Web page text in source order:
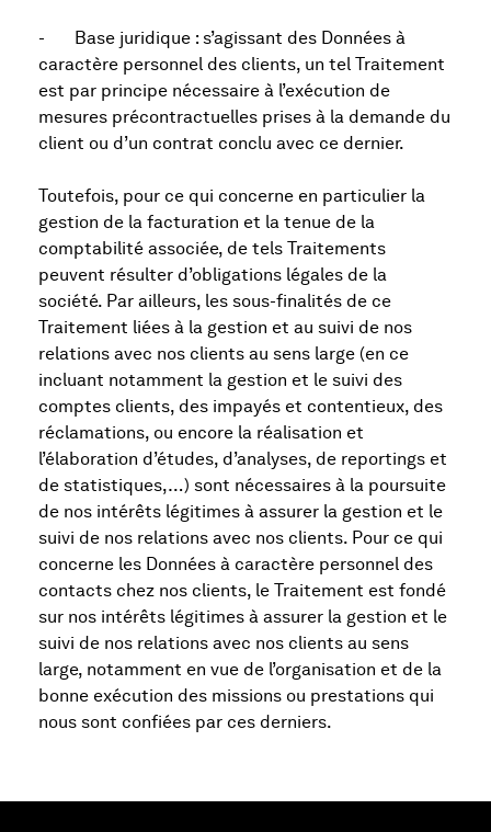
- Base juridique : s’agissant des Données à
caractère personnel des clients, un tel Traitement
est par principe nécessaire à l’exécution de
mesures précontractuelles prises à la demande du
client ou d’un contrat conclu avec ce dernier.
Toutefois, pour ce qui concerne en particulier la
gestion de la facturation et la tenue de la
comptabilité associée, de tels Traitements
peuvent résulter d’obligations légales de la
société. Par ailleurs, les sous-finalités de ce
Traitement liées à la gestion et au suivi de nos
relations avec nos clients au sens large (en ce
incluant notamment la gestion et le suivi des
comptes clients, des impayés et contentieux, des
réclamations, ou encore la réalisation et
l’élaboration d’études, d’analyses, de reportings et
de statistiques,…) sont nécessaires à la poursuite
de nos intérêts légitimes à assurer la gestion et le
suivi de nos relations avec nos clients. Pour ce qui
concerne les Données à caractère personnel des
contacts chez nos clients, le Traitement est fondé
sur nos intérêts légitimes à assurer la gestion et le
suivi de nos relations avec nos clients au sens
large, notamment en vue de l’organisation et de la
bonne exécution des missions ou prestations qui
nous sont confiées par ces derniers.